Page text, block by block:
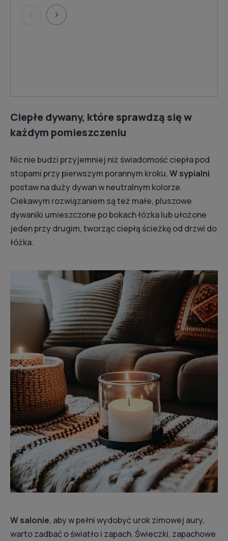
Ciepłe dywany, które sprawdzą się w
każdym pomieszczeniu
Nic nie budzi przyjemniej niż świadomość ciepła pod
stopami przy pierwszym porannym kroku.W sypialni
postaw na duży dywan w neutralnym kolorze.
Ciekawym rozwiązaniem są też małe, pluszowe
dywaniki umieszczone po bokach łózka lub ułożone
jeden przy drugim, tworząc ciepłą ścieżkę od drzwi do
łóżka.
W salonie, aby w pełni wydobyć urok zimowej aury,
warto zadbać o światło i zapach. Świeczki, zapachowe